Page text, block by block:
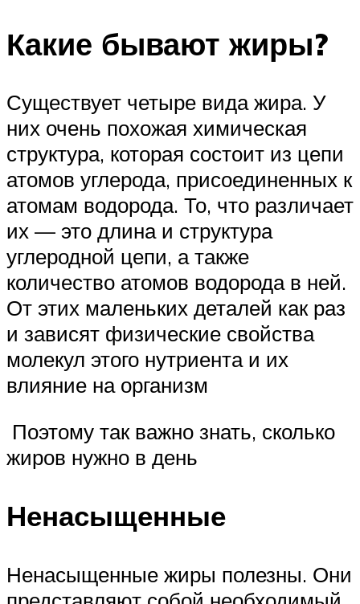
Какие бывают жиры?
Существует четыре вида жира. У
них очень похожая химическая
структура, которая состоит из цепи
атомов углерода, присоединенных к
атомам водорода. То, что различает
их — это длина и структура
углеродной цепи, а также
количество атомов водорода в ней.
От этих маленьких деталей как раз
и зависят физические свойства
молекул этого нутриента и их
влияние на организм
Поэтому так важно знать, сколько
жиров нужно в день
Ненасыщенные
Ненасыщенные жиры полезны. Они